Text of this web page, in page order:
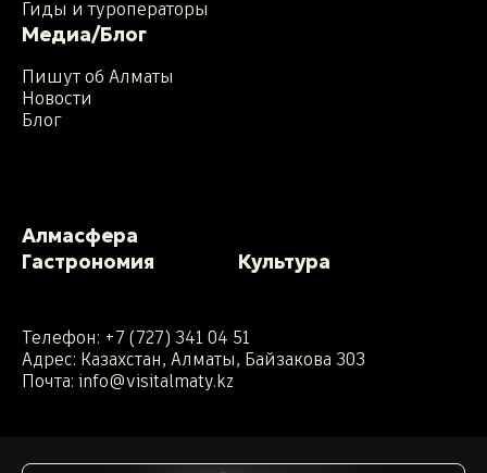
Гиды и туроператоры
Медиа/Блог
Пишут об Алматы
Новости
Блог
Алмасфера
Гастрономия
Культура
Телефон: +7 (727) 341 04 51
Адрес: Казахстан, Алматы, Байзакова 303
Почта: info@visitalmaty.kz